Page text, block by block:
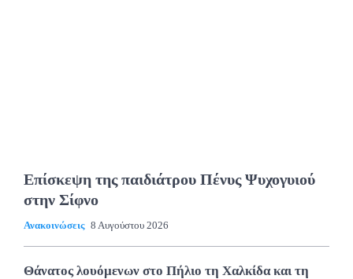
Επίσκεψη της παιδιάτρου Πένυς Ψυχογυιού
στην Σίφνο
Ανακοινώσεις 8 Αυγούστου 2026
Θάνατος λουόμενων στο Πήλιο τη Χαλκίδα και τη